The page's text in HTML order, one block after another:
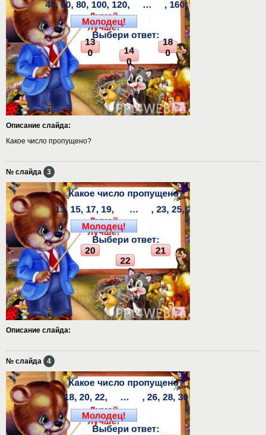
Описание слайда:
Какое число пропущено?
№ слайда 3
Описание слайда:
№ слайда 4